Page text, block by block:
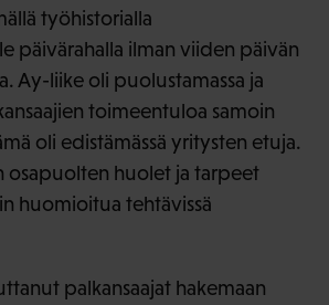
työhistorialla
päivärahalla ilman viiden päivän
Ay-liike oli puolustamassa ja
toimeentuloa samoin
oli edistämässä yritysten etuja.
osapuolten huolet ja tarpeet
huomioitua tehtävissä
palkansaajat hakemaan